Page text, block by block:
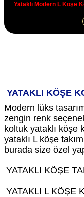
Yataklı Modern L Köşe
YATAKLI KÖŞE
Modern lüks
zengin renk
koltuk yataklı köşe
yataklı L köşe
burada size özel
YATAKLI KÖŞE
YATAKLI L KÖŞE